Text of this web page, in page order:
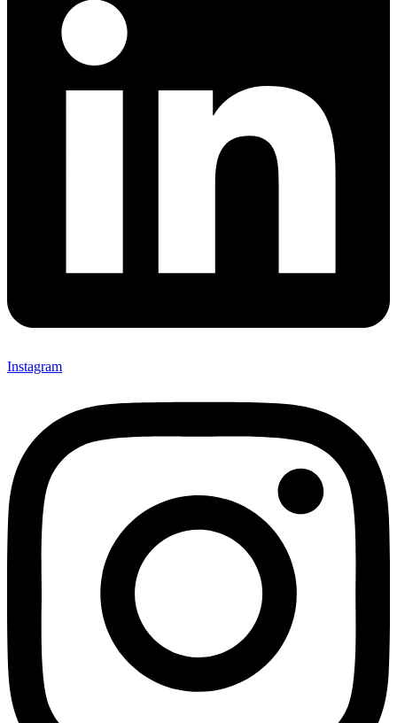
Instagram